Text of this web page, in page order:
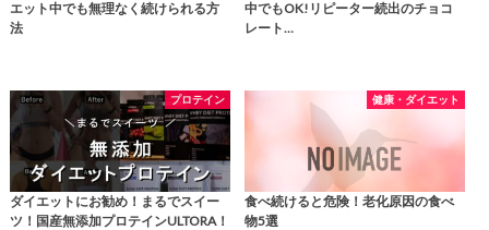
エット中でも無理なく続けられる方
法
中でもOK!リピーター続出のチョコ
レート…
プロテイン
ダイエットにお勧め！まるでスイー
ツ！国産無添加プロテインULTORA！
健康・ダイエット
食べ続けると危険！老化原因の食べ
物5選